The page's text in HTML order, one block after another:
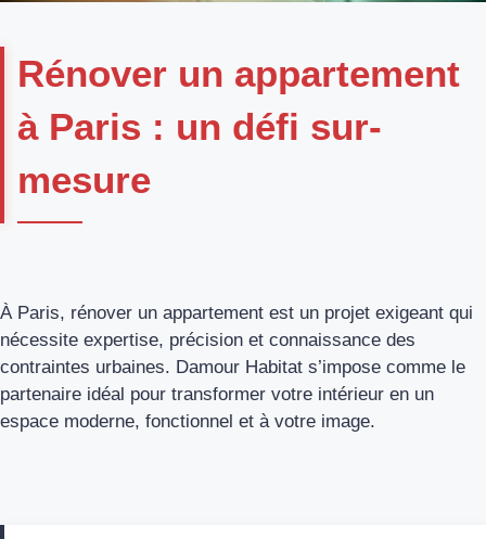
Rénover un appartement
à Paris : un défi sur-
mesure
À Paris, rénover un appartement est un projet exigeant qui
nécessite expertise, précision et connaissance des
contraintes urbaines. Damour Habitat s’impose comme le
partenaire idéal pour transformer votre intérieur en un
espace moderne, fonctionnel et à votre image.